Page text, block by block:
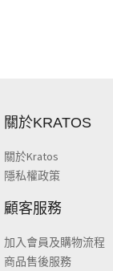
關於KRATOS
關於Kratos
隱私權政策
顧客服務
加入會員及購物流程
商品售後服務